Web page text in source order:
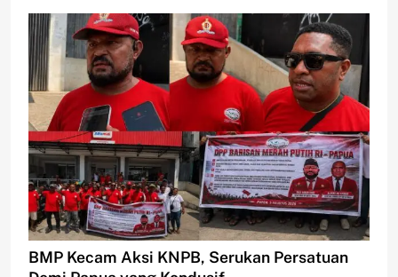
BMP Kecam Aksi KNPB, Serukan Persatuan